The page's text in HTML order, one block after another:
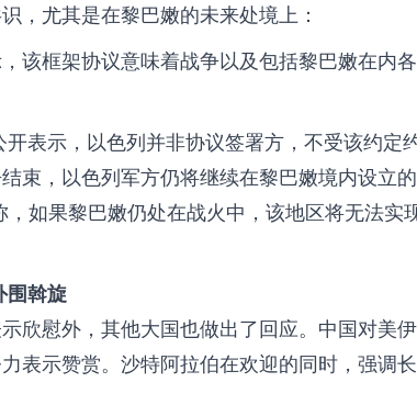
，尤其是在黎巴嫩的未来处境上：
该框架协议意味着战争以及包括黎巴嫩在内
开表示，以色列并非协议签署方，不受该约定
束，以色列军方仍将继续在黎巴嫩境内设立
如果黎巴嫩仍处在战火中，该地区将无法实
围斡旋
欣慰外，其他大国也做出了回应。中国对美
表示赞赏。沙特阿拉伯在欢迎的同时，强调